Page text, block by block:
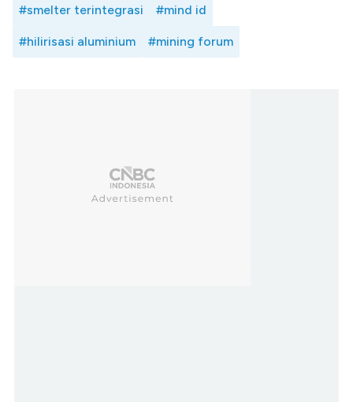
#smelter terintegrasi #mind id
#hilirisasi aluminium #mining forum